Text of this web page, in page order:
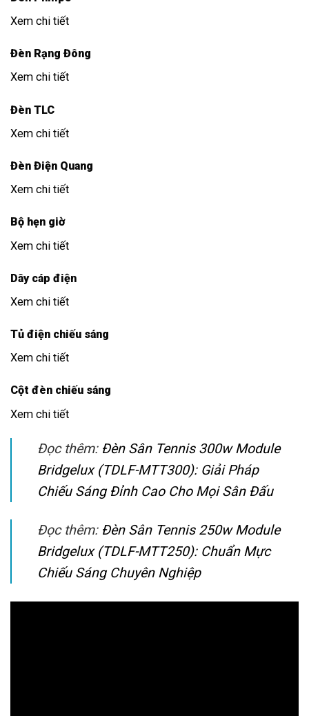
Xem chi tiết
Đèn Rạng Đông
Xem chi tiết
Đèn TLC
Xem chi tiết
Đèn Điện Quang
Xem chi tiết
Bộ hẹn giờ
Xem chi tiết
Dây cáp điện
Xem chi tiết
Tủ điện chiếu sáng
Xem chi tiết
Cột đèn chiếu sáng
Xem chi tiết
Đọc thêm: Đèn Sân Tennis 300w Module
Bridgelux (TDLF-MTT300): Giải Pháp
Chiếu Sáng Đỉnh Cao Cho Mọi Sân Đấu
Đọc thêm: Đèn Sân Tennis 250w Module
Bridgelux (TDLF-MTT250): Chuẩn Mực
Chiếu Sáng Chuyên Nghiệp